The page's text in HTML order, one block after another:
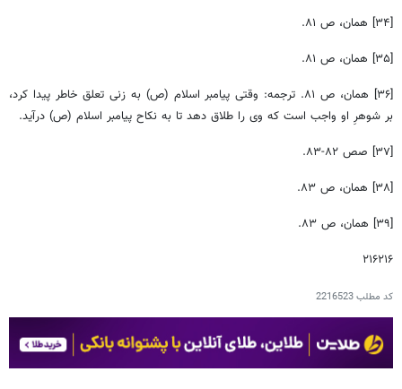
[۳۴] همان، ص ۸۱.
[۳۵] همان، ص ۸۱.
[۳۶] همان، ص ۸۱. ترجمه: وقتی پیامبر اسلام (ص) به زنی تعلق خاطر پیدا کرد،
بر شوهرِ او واجب است که وی را طلاق دهد تا به نکاح پیامبر اسلام (ص) درآید.
[۳۷] صص ۸۲-۸۳.
[۳۸] همان، ص ۸۳.
[۳۹] همان، ص ۸۳.
۲۱۶۲۱۶
کد مطلب2216523